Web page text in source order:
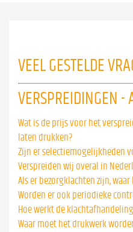
VEEL GESTELDE
VERSPREIDINGEN -
Wat is de prijs voor het
laten drukken?
Zijn er selectiemogelijkheden
Verspreiden wij overal in
Als er bezorgklachten zijn,
Worden er ook periodieke
Hoe werkt de
Waar moet het drukwerk